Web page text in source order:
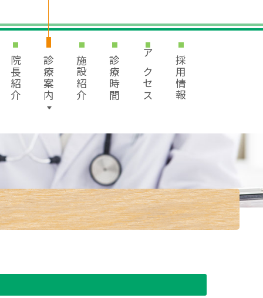
院長紹介 診療案内 施設紹介 診療時間 アクセス 採用情報